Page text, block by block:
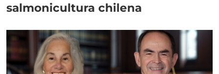
salmonicultura chilena